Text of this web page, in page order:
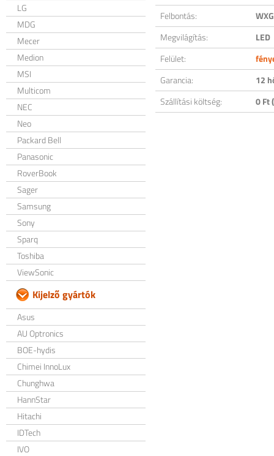
LG
MDG
Mecer
Medion
MSI
Multicom
NEC
Neo
Packard Bell
Panasonic
RoverBook
Sager
Samsung
Sony
Sparq
Toshiba
ViewSonic
Kijelző gyártók
Asus
AU Optronics
BOE-hydis
Chimei InnoLux
Chunghwa
HannStar
Hitachi
IDTech
IVO
Felbontás:
Megvilágítás:
LED
Felület:
Garancia:
12
Szállítási költség:
0 Ft